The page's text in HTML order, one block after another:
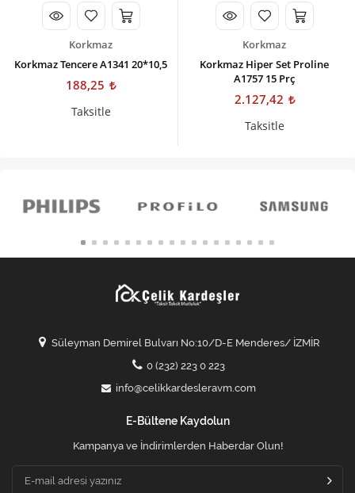
Korkmaz
Korkmaz Tencere A1341 20*10,5
188,25
Taksitle
Korkmaz
Korkmaz Hiper Set Proline
A1757 15 Prç
2.127,42
Taksitle
Süleyman Demirel Bulvarı No:10/D-E Menderes/ İZMİR
0 (232) 223 0 223
info@celikkardesleravm.com
E-Bültene Kaydolun
Kampanya ve İndirimlerden Haberdar Olun!